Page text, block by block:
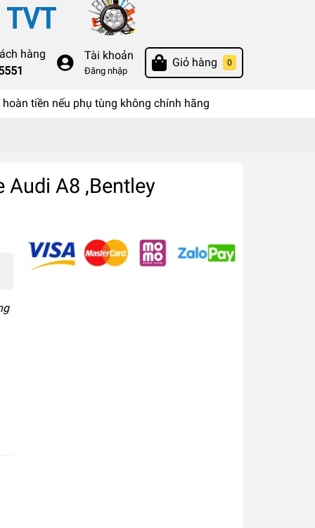
hàng
Tài khoản
Đăng nhập
Giỏ hàng 0
tiền nếu phụ tùng không chính hãng
A8 ,Bentley